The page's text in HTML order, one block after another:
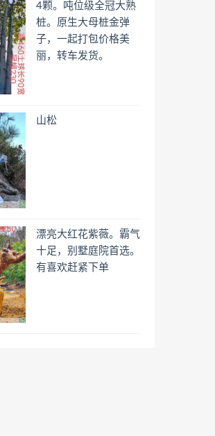
4颗。吨位级全冠大熟
桩。原生大母桩金弹
子，一起打包价格美
丽，转车发货。
山松
漂亮大红花紫薇。霸气
十足，别墅庭院首选。
有喜欢赶紧下单